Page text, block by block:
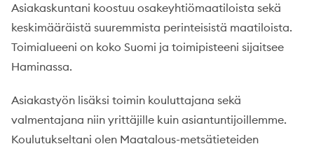
Asiakaskuntani koostuu osakeyhtiömaatiloista sekä
keskimääräistä suuremmista perinteisistä maatiloista.
Toimialueeni on koko Suomi ja toimipisteeni sijaitsee
Haminassa.
Asiakastyön lisäksi toimin kouluttajana sekä
valmentajana niin yrittäjille kuin asiantuntijoillemme.
Koulutukseltani olen Maatalous-metsätieteiden